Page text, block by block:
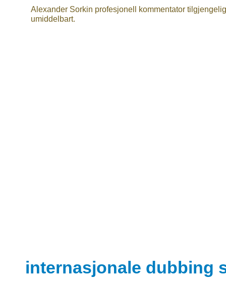
Alexander Sorkin profesjonell kommentator tilgjengelig
umiddelbart.
internasjonale dubbing